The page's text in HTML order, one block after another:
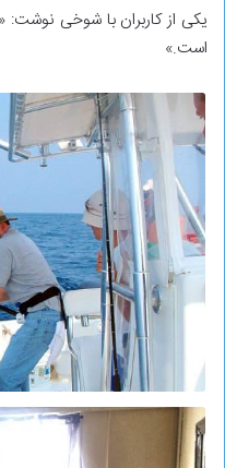
یکی از کاربران با شوخی
است.»